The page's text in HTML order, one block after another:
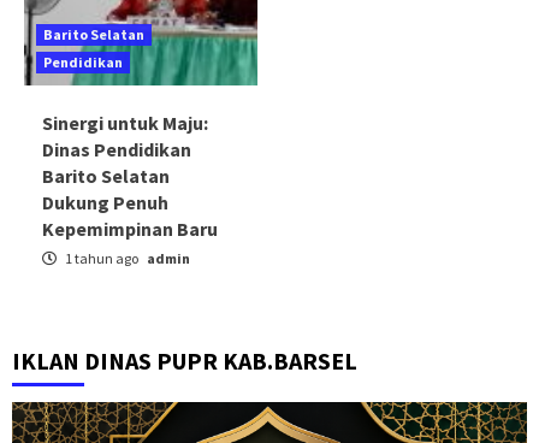
Barito Selatan
Pendidikan
Sinergi untuk Maju:
Dinas Pendidikan
Barito Selatan
Dukung Penuh
Kepemimpinan Baru
1 tahun ago admin
IKLAN DINAS PUPR KAB.BARSEL